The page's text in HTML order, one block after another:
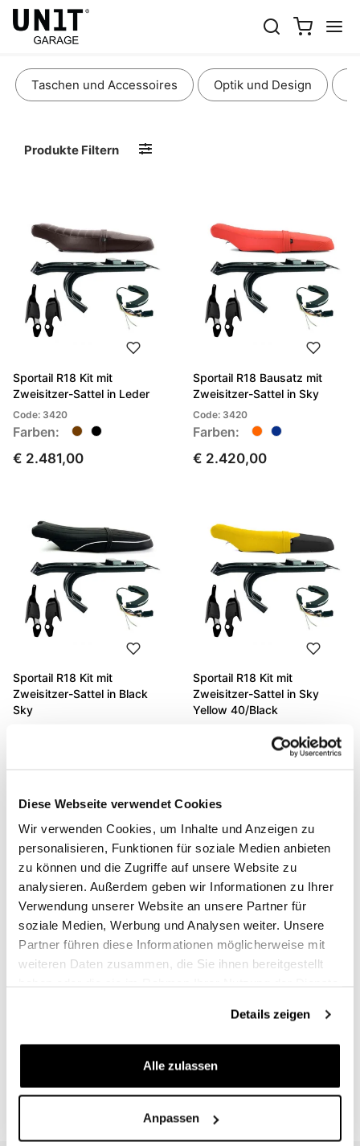
Diese Webseite verwendet Cookies
Wir verwenden Cookies, um Inhalte und Anzeigen zu
personalisieren, Funktionen für soziale Medien anbieten
zu können und die Zugriffe auf unsere Website zu
analysieren. Außerdem geben wir Informationen zu Ihrer
Verwendung unserer Website an unsere Partner für
soziale Medien, Werbung und Analysen weiter. Unsere
Partner führen diese Informationen möglicherweise mit
weiteren Daten zusammen, die Sie ihnen bereitgestellt
Details zeigen
Alle zulassen
Anpassen
Taschen und Accessoires Optik und Design
Produkte Filtern
Sportail R18 Kit mit
Zweisitzer-Sattel in Leder
Code: 3420
Farben:
€ 2.481,00
Sportail R18 Bausatz mit
Zweisitzer-Sattel in Sky
Code: 3420
Farben:
€ 2.420,00
Sportail R18 Kit mit
Zweisitzer-Sattel in Black
Sky
Sportail R18 Kit mit
Zweisitzer-Sattel in Sky
Yellow 40/Black
Code: 3420_
Code: 1653